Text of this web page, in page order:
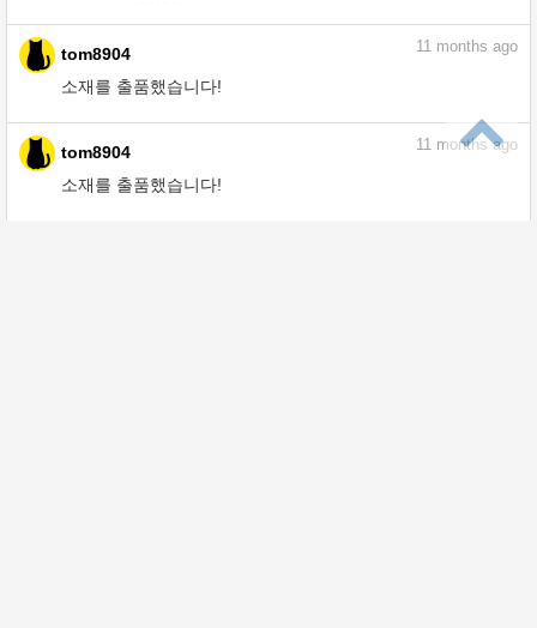
tom8904
소재를 출품했습니다!
11 months ago
tom8904
소재를 출품했습니다!
11 months ago